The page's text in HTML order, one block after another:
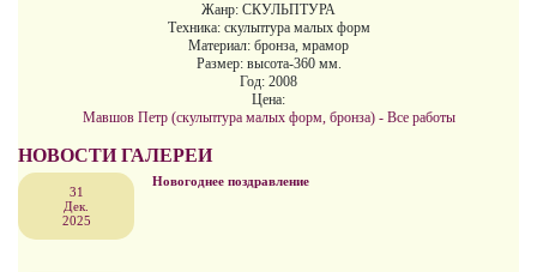
Жанр: СКУЛЬПТУРА
Техника: скульптура малых форм
Материал: бронза, мрамор
Размер: высота-360 мм.
Год: 2008
Цена:
Мавшов Петр (скульптура малых форм, бронза) - Все работы
НОВОСТИ ГАЛЕРЕИ
31
Дек.
2025
Новогоднее поздравление